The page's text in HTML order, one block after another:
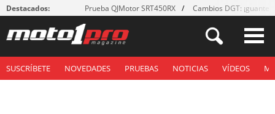
Destacados: Prueba QJMotor SRT450RX Cambios DGT: ¡guantes!
SUSCRÍBETE NOVEDADES PRUEBAS NOTICIAS VÍDEOS